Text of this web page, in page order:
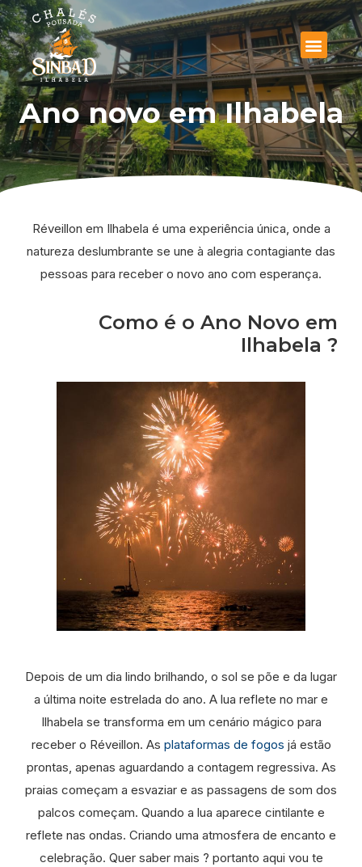
Ano novo em Ilhabela
Réveillon em Ilhabela é uma experiência única, onde a
natureza deslumbrante se une à alegria contagiante das
pessoas para receber o novo ano com esperança.
Como é o Ano Novo em
Ilhabela ?
Depois de um dia lindo brilhando, o sol se põe e da lugar
a última noite estrelada do ano. A lua reflete no mar e
Ilhabela se transforma em um cenário mágico para
receber o Réveillon. As plataformas de fogos já estão
prontas, apenas aguardando a contagem regressiva. As
praias começam a esvaziar e as passagens de som dos
palcos começam. Quando a lua aparece cintilante e
reflete nas ondas. Criando uma atmosfera de encanto e
celebração. Quer saber mais ? portanto aqui vou te